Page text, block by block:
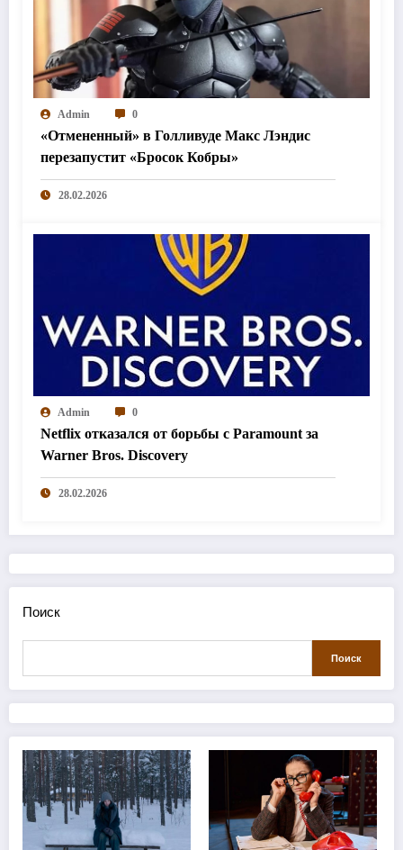
Admin 0
«Отмененный» в Голливуде Макс Лэндис
перезапустит «Бросок Кобры»
28.02.2026
Admin 0
Netflix отказался от борьбы с Paramount за
Warner Bros. Discovery
28.02.2026
Поиск
Поиск